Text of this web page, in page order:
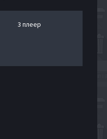
3 плеер